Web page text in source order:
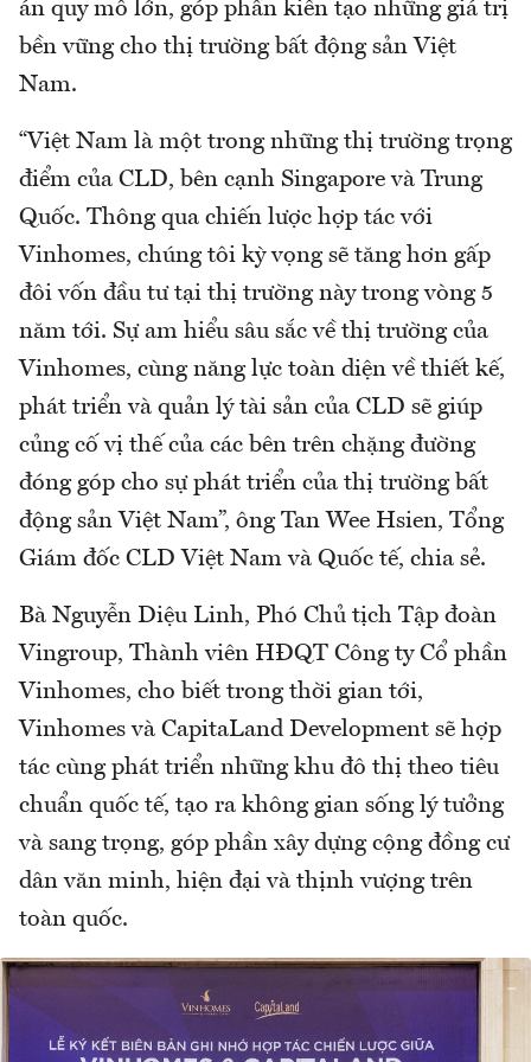
án quy mô lớn, góp phần kiến tạo những giá trị
bền vững cho thị trường bất động sản Việt
Nam.
“Việt Nam là một trong những thị trường trọng
điểm của CLD, bên cạnh Singapore và Trung
Quốc. Thông qua chiến lược hợp tác với
Vinhomes, chúng tôi kỳ vọng sẽ tăng hơn gấp
đôi vốn đầu tư tại thị trường này trong vòng 5
năm tới. Sự am hiểu sâu sắc về thị trường của
Vinhomes, cùng năng lực toàn diện về thiết kế,
phát triển và quản lý tài sản của CLD sẽ giúp
củng cố vị thế của các bên trên chặng đường
đóng góp cho sự phát triển của thị trường bất
động sản Việt Nam”, ông Tan Wee Hsien, Tổng
Giám đốc CLD Việt Nam và Quốc tế, chia sẻ.
Bà Nguyễn Diệu Linh, Phó Chủ tịch Tập đoàn
Vingroup, Thành viên HĐQT Công ty Cổ phần
Vinhomes, cho biết trong thời gian tới,
Vinhomes và CapitaLand Development sẽ hợp
tác cùng phát triển những khu đô thị theo tiêu
chuẩn quốc tế, tạo ra không gian sống lý tưởng
và sang trọng, góp phần xây dựng cộng đồng cư
dân văn minh, hiện đại và thịnh vượng trên
toàn quốc.